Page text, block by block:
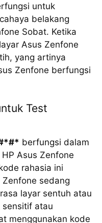
untuk
belakang
Sobat. Ketika
Asus Zenfone
yang artinya
Zenfone berfungsi
Test
berfungsi dalam
Asus Zenfone
rahasia ini
sedang
layar sentuh atau
atau
menggunakan kode